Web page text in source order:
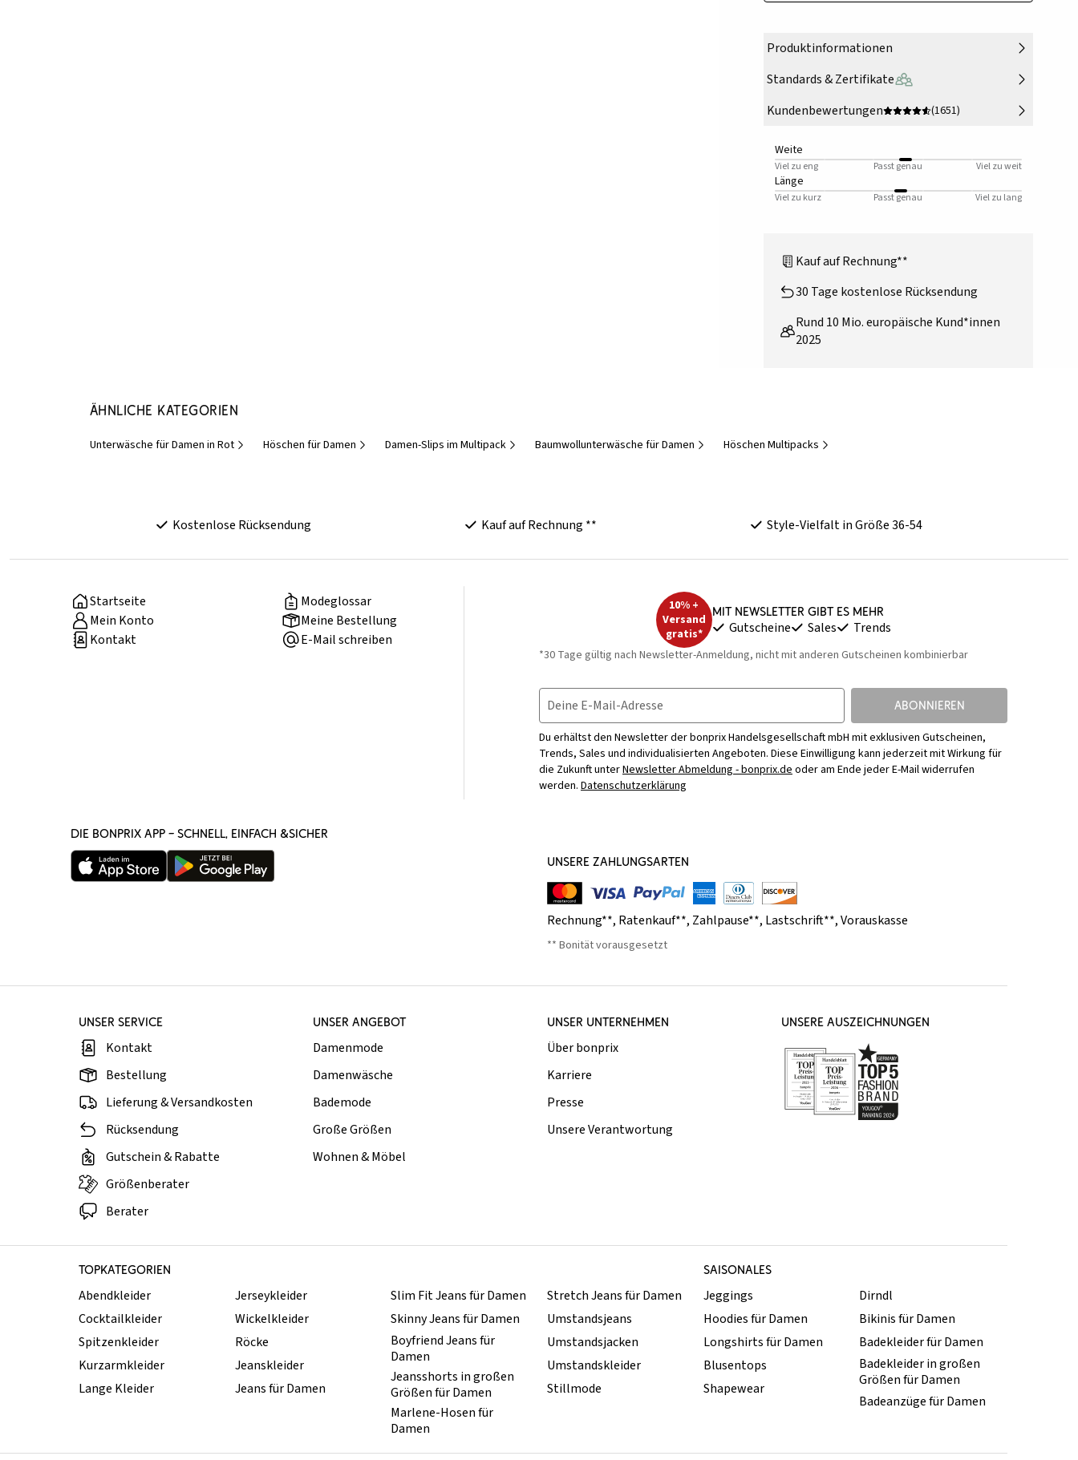
Produktinformationen
Standards & Zertifikate
Kundenbewertungen
(1651)
Weite
Viel zu eng Passt genau Viel zu weit
Länge
Viel zu kurz Passt genau Viel zu lang
Kauf auf Rechnung**
30 Tage kostenlose Rücksendung
Rund 10 Mio. europäische Kund*innen
2025
Ähnliche Kategorien
Unterwäsche für Damen in Rot Höschen für Damen Damen-Slips im Multipack Baumwollunterwäsche für Damen Höschen Multipacks
Kostenlose Rücksendung Kauf auf Rechnung ** Style-Vielfalt in Größe 36-54
Startseite
Modeglossar
Mein Konto
Meine Bestellung
Kontakt
E-Mail schreiben
10% +
Versand
gratis*
Mit Newsletter gibt es mehr
Gutscheine Sales Trends
*30 Tage gültig nach Newsletter-Anmeldung, nicht mit anderen Gutscheinen kombinierbar
Deine E-Mail-Adresse ABONNIEREN
Du erhältst den Newsletter der bonprix Handelsgesellschaft mbH mit exklusiven Gutscheinen,
Trends, Sales und individualisierten Angeboten. Diese Einwilligung kann jederzeit mit Wirkung für
die Zukunft unterNewsletter Abmeldung - bonprix.deoder am Ende jeder E-Mail widerrufen
werden. Datenschutzerklärung
DIE BONPRIX APP – SCHNELL, EINFACH &SICHER
UNSERE ZAHLUNGSARTEN
Rechnung**, Ratenkauf**, Zahlpause**, Lastschrift**,Vorauskasse
** Bonität vorausgesetzt
UNSER SERVICE
Kontakt
Bestellung
Lieferung & Versandkosten
Rücksendung
Gutschein & Rabatte
Größenberater
Berater
UNSER ANGEBOT
Damenmode
Damenwäsche
Bademode
Große Größen
Wohnen & Möbel
UNSER UNTERNEHMEN
Über bonprix
Karriere
Presse
Unsere Verantwortung
UNSERE AUSZEICHNUNGEN
TOPKATEGORIEN SAISONALES
Abendkleider
Cocktailkleider
Spitzenkleider
Kurzarmkleider
Lange Kleider
Jerseykleider
Wickelkleider
Röcke
Jeanskleider
Jeans für Damen
Slim Fit Jeans für Damen
Skinny Jeans für Damen
Boyfriend Jeans für
Damen
Jeansshorts in großen
Größen für Damen
Marlene-Hosen für
Damen
Stretch Jeans für Damen
Umstandsjeans
Umstandsjacken
Umstandskleider
Stillmode
Jeggings
Hoodies für Damen
Longshirts für Damen
Blusentops
Shapewear
Dirndl
Bikinis für Damen
Badekleider für Damen
Badekleider in großen
Größen für Damen
Badeanzüge für Damen